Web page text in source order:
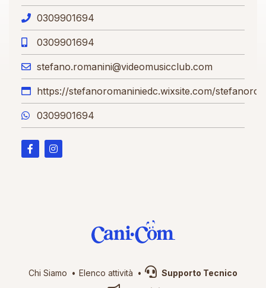
0309901694
0309901694
stefano.romanini@videomusicclub.com
https://stefanoromaniniedc.wixsite.com/
0309901694
Chi Siamo Elenco attività
Supporto Tecnico